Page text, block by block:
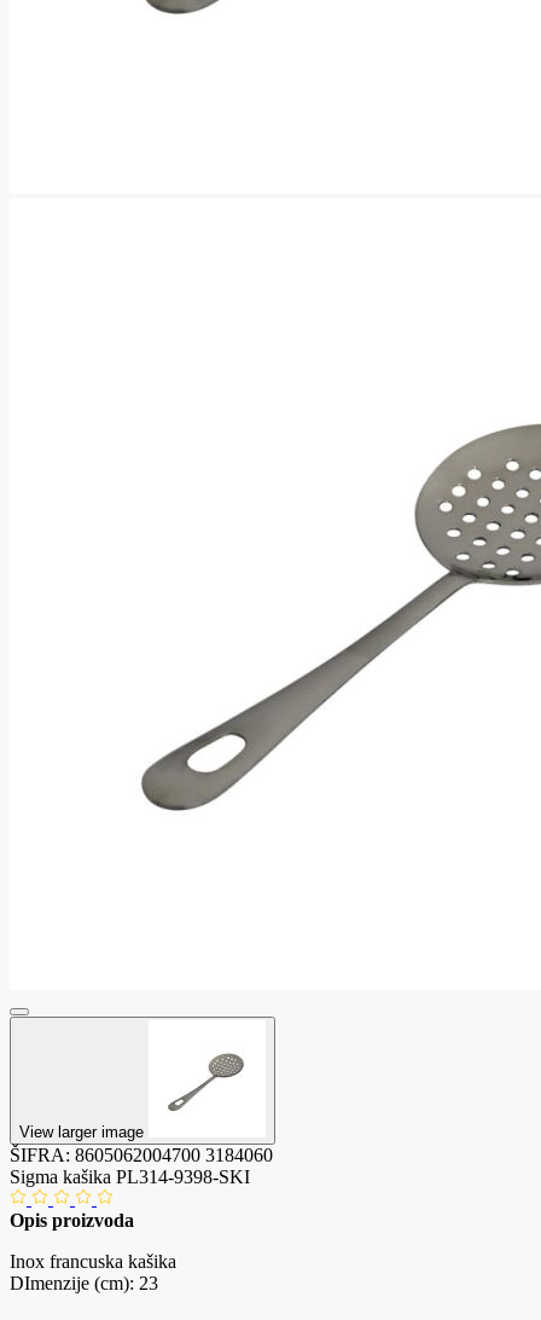
View larger image
ŠIFRA: 8605062004700 3184060
Sigma kašika PL314-9398-SKI
Opis proizvoda
Inox francuska kašika
DImenzije (cm): 23